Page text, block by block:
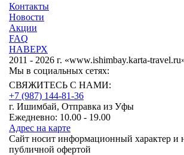
Контакты
Новости
Акции
FAQ
НАВЕРХ
2011 - 2026 г. «www.ishimbay.karta-
Мы в социальных сетях:
СВЯЖИТЕСЬ С НАМИ:
+7 (987) 144-81-36
г. Ишимбай, Отправка из Уфы
Ежедневно: 10.00 - 19.00
Адрес на карте
Сайт носит информационный характер и
публичной офертой